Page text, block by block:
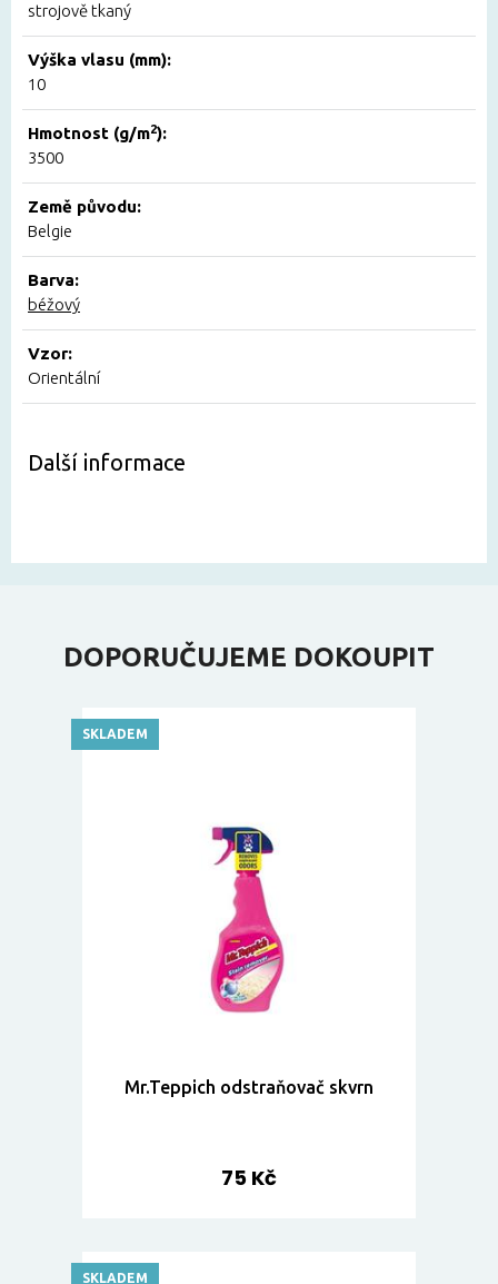
strojově tkaný
Výška vlasu (mm):
10
Hmotnost (g/m2):
3500
Země původu:
Belgie
Barva:
béžový
Vzor:
Orientální
Další informace
DOPORUČUJEME DOKOUPIT
Mr.Teppich odstraňovač skvrn
75 Kč
SKLADEM
SKLADEM